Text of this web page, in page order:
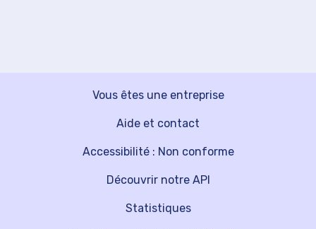
Vous êtes une entreprise
Découvrir notre API
Aide et contact
Statistiques
Accessibilité : Non conforme